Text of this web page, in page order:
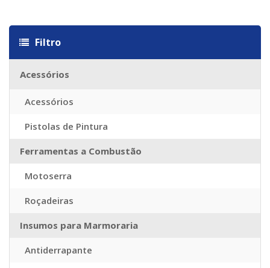
Filtro
Acessórios
Acessórios
Pistolas de Pintura
Ferramentas a Combustão
Motoserra
Roçadeiras
Insumos para Marmoraria
Antiderrapante